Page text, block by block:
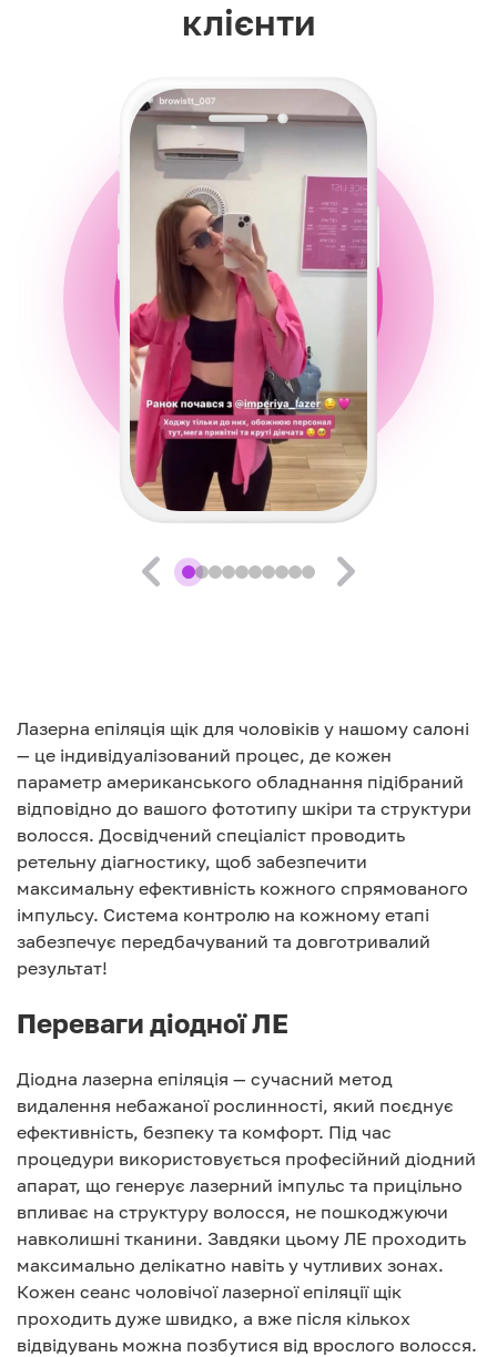
клієнти
Лазерна епіляція щік для чоловіків у нашому салоні
— це індивідуалізований процес, де кожен
параметр американського обладнання підібраний
відповідно до вашого фототипу шкіри та структури
волосся. Досвідчений спеціаліст проводить
ретельну діагностику, щоб забезпечити
максимальну ефективність кожного спрямованого
імпульсу. Система контролю на кожному етапі
забезпечує передбачуваний та довготривалий
результат!
Переваги діодної ЛЕ
Діодна лазерна епіляція — сучасний метод
видалення небажаної рослинності, який поєднує
ефективність, безпеку та комфорт. Під час
процедури використовується професійний діодний
апарат, що генерує лазерний імпульс та прицільно
впливає на структуру волосся, не пошкоджуючи
навколишні тканини. Завдяки цьому ЛЕ проходить
максимально делікатно навіть у чутливих зонах.
Кожен сеанс чоловічої лазерної епіляції щік
проходить дуже швидко, а вже після кількох
відвідувань можна позбутися від врослого волосся.